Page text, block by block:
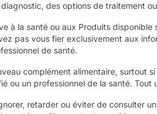
des options de traitement
à la santé ou aux Produits
pas vous fier exclusivement aux
de santé.
complément alimentaire, surtout
ou un professionnel de la santé.
retarder ou éviter de consulter